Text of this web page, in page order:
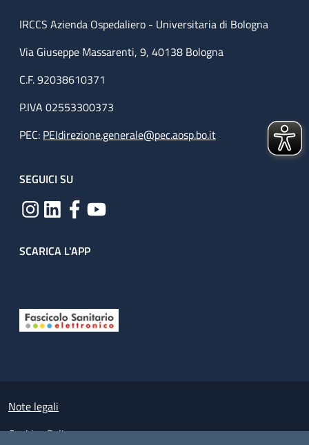
IRCCS Azienda Ospedaliero - Universitaria di Bologna
Via Giuseppe Massarenti, 9, 40138 Bologna
C.F. 92038610371
P.IVA 02553300373
PEC: PEIdirezione.generale@pec.aosp.bo.it
SEGUICI SU
SCARICA L'APP
Small prints
Note legali
Cookies Policy